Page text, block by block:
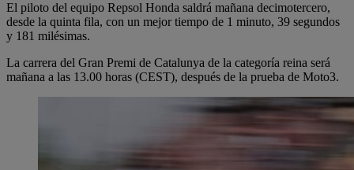
El piloto del equipo Repsol Honda saldrá mañana decimotercero,
desde la quinta fila, con un mejor tiempo de 1 minuto, 39 segundos
y 181 milésimas.
La carrera del Gran Premi de Catalunya de la categoría reina será
mañana a las 13.00 horas (CEST), después de la prueba de Moto3.